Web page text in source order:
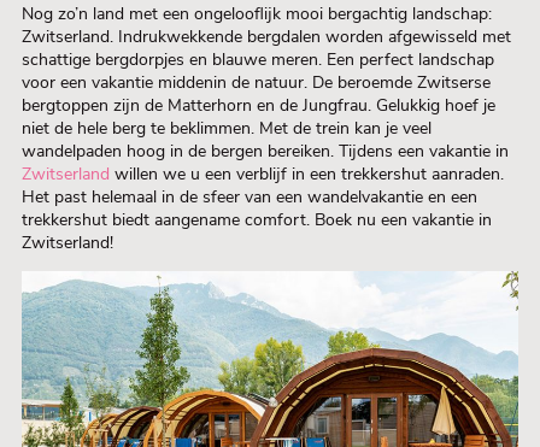
Nog zo’n land met een ongelooflijk mooi bergachtig landschap:
Zwitserland. Indrukwekkende bergdalen worden afgewisseld met
schattige bergdorpjes en blauwe meren. Een perfect landschap
voor een vakantie middenin de natuur. De beroemde Zwitserse
bergtoppen zijn de Matterhorn en de Jungfrau. Gelukkig hoef je
niet de hele berg te beklimmen. Met de trein kan je veel
wandelpaden hoog in de bergen bereiken. Tijdens een vakantie in
Zwitserland willen we u een verblijf in een trekkershut aanraden.
Het past helemaal in de sfeer van een wandelvakantie en een
trekkershut biedt aangename comfort. Boek nu een vakantie in
Zwitserland!